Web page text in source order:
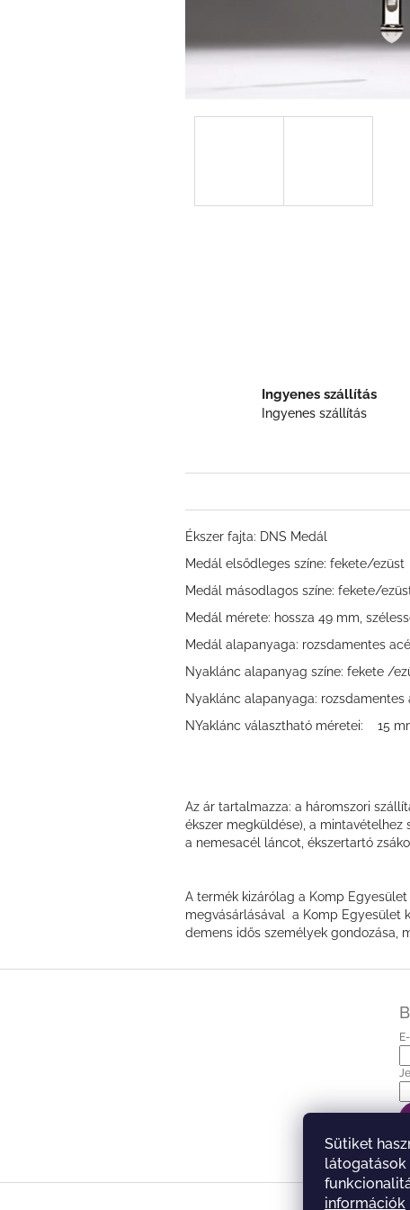
Sütiket
látogatások
információk
Ingyenes szállítás
Ingyenes szállítás
Ékszer fajta: DNS Medál
Medál elsődleges színe: fekete/ezüst
Medál másodlagos színe: fekete/
Medál mérete: hossza 49 mm,
Medál alapanyaga: rozsdamentes
Nyaklánc alapanyag színe: fekete /
Nyaklánc alapanyaga: rozsdamentes
NYaklánc választható méretei:
15
Az ár tartalmazza: a háromszori
ékszer megküldése), a
a nemesacél láncot, ékszertartó
A termék kizárólag a Komp
megvásárlásával a Komp Egyesület
demens idős személyek gondozása,